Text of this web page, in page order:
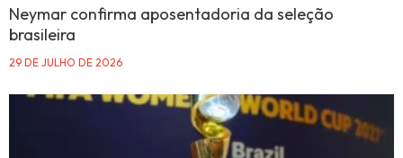
Neymar confirma aposentadoria da seleção
brasileira
29 DE JULHO DE 2026